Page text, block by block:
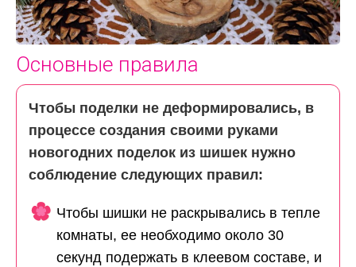
Основные правила
Чтобы поделки не деформировались, в
процессе создания своими руками
новогодних поделок из шишек нужно
соблюдение следующих правил:
Чтобы шишки не раскрывались в тепле
комнаты, ее необходимо около 30
секунд подержать в клеевом составе, и